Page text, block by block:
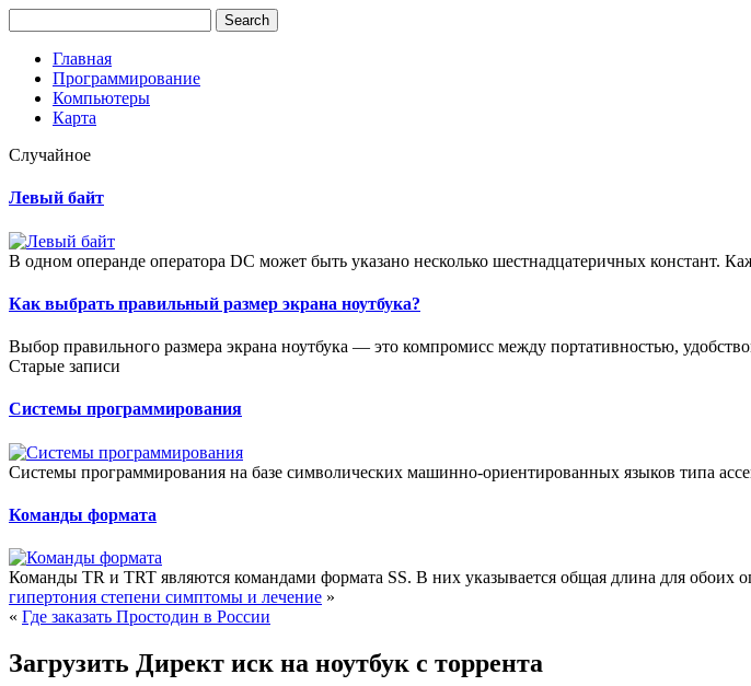
Главная
Программирование
Компьютеры
Карта
Случайное
Левый байт
В одном операнде оператора DC может быть указано несколько шестнадцатеричных констант.
Как выбрать правильный размер экрана ноутбука?
Выбор правильного размера экрана ноутбука — это компромисс между портативностью,
Старые записи
Системы программирования
Системы программирования на базе символических машинно-ориентированных языков типа
Команды формата
Команды TR и TRT являются командами формата SS. В них указывается общая длина для обоих
гипертония степени симптомы и лечение »
« Где заказать Простодин в России
Загрузить Директ иск на ноутбук с торрента